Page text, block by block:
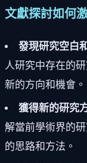
文獻探討如何
發現研究空白
人研究中存在的
新的方向和機會。
獲得新的研究
解當前學術界的
的思路和方法。